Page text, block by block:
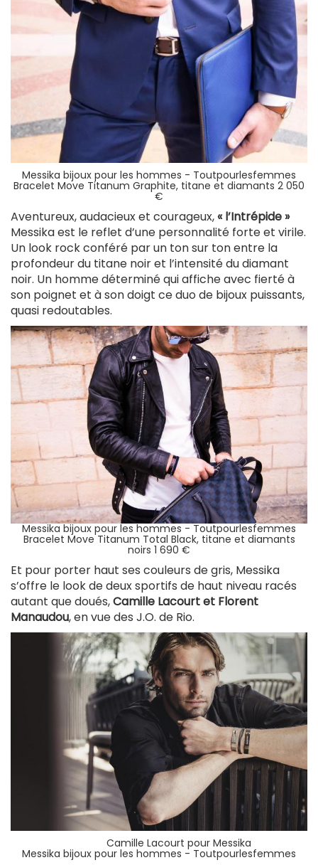
Messika bijoux pour les hommes - Toutpourlesfemmes
Bracelet Move Titanum Graphite, titane et diamants 2 050
€
Aventureux, audacieux et courageux,« l’Intrépide »
Messika est le reflet d’une personnalité forte et virile.
Un look rock conféré par un ton sur ton entre la
profondeur du titane noir et l’intensité du diamant
noir. Un homme déterminé qui affiche avec fierté à
son poignet et à son doigt ce duo de bijoux puissants,
quasi redoutables.
Messika bijoux pour les hommes - Toutpourlesfemmes
Bracelet Move Titanum Total Black, titane et diamants
noirs 1 690 €
Et pour porter haut ses couleurs de gris, Messika
s’offre le look de deux sportifs de haut niveau racés
autant que doués,Camille Lacourt et Florent
Manaudou, en vue des J.O. de Rio.
Camille Lacourt pour Messika
Messika bijoux pour les hommes - Toutpourlesfemmes